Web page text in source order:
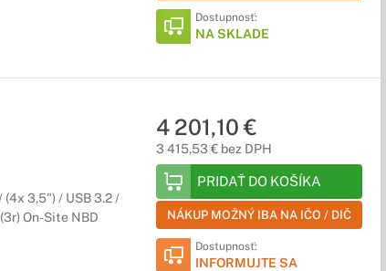
Dostupnosť:
NA SKLADE
(4x 3,5") / USB 3.2 /
On-Site NBD
4 201,10 €
3 415,53 € bez DPH
PRIDAŤ DO KOŠÍKA
NÁKUP MOŽNÝ IBA NA IČO / DIČ
Dostupnosť:
INFORMUJTE SA